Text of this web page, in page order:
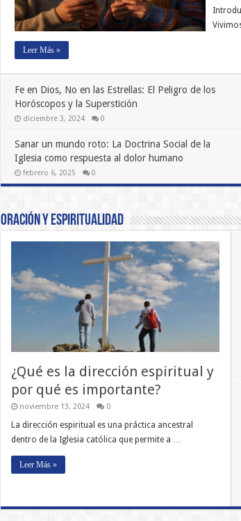
Leer Más »
Fe en Dios, No en las Estrellas: El Peligro de los
Horóscopos y la Superstición
diciembre 3, 2024 0
Sanar un mundo roto: La Doctrina Social de la
Iglesia como respuesta al dolor humano
febrero 6, 2025 0
Oración y Espiritualidad
¿Qué es la dirección espiritual y
por qué es importante?
noviembre 13, 2024 0
La dirección espiritual es una práctica ancestral
dentro de la Iglesia católica que permite a …
Leer Más »